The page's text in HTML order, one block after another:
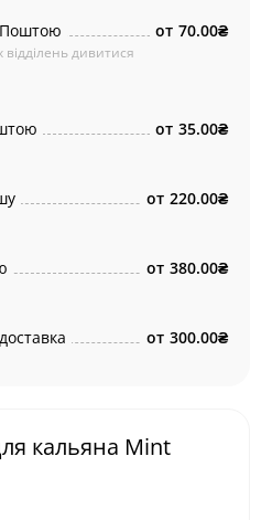
дивитися
от 70.00₴
от 35.00₴
от 220.00₴
от 380.00₴
от 300.00₴
кальяна Mint